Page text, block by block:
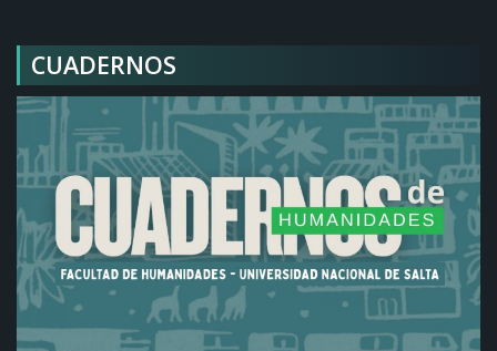
CUADERNOS